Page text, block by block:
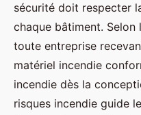
sécurité doit respecter
chaque bâtiment. Selon
toute entreprise
matériel incendie
incendie dès la
risques incendie guide